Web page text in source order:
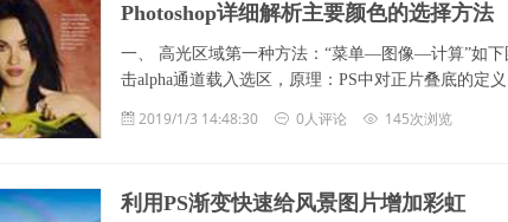
Photoshop详细解析主要颜色的选择方法
一、 高光区域第一种方法：“菜单—图像—计算”如下
击alpha通道载入选区，原理：PS中对正片叠底的定
2019/1/3 14:48:30 0人评论 145次浏览
利用PS渐变快速给风景图片增加彩虹